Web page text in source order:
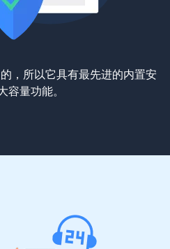
，所以它具有最先进的内置安
容量功能。